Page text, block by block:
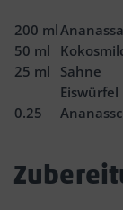
200 ml
50 ml
25 ml
Sahne
Eiswürfel
0.25